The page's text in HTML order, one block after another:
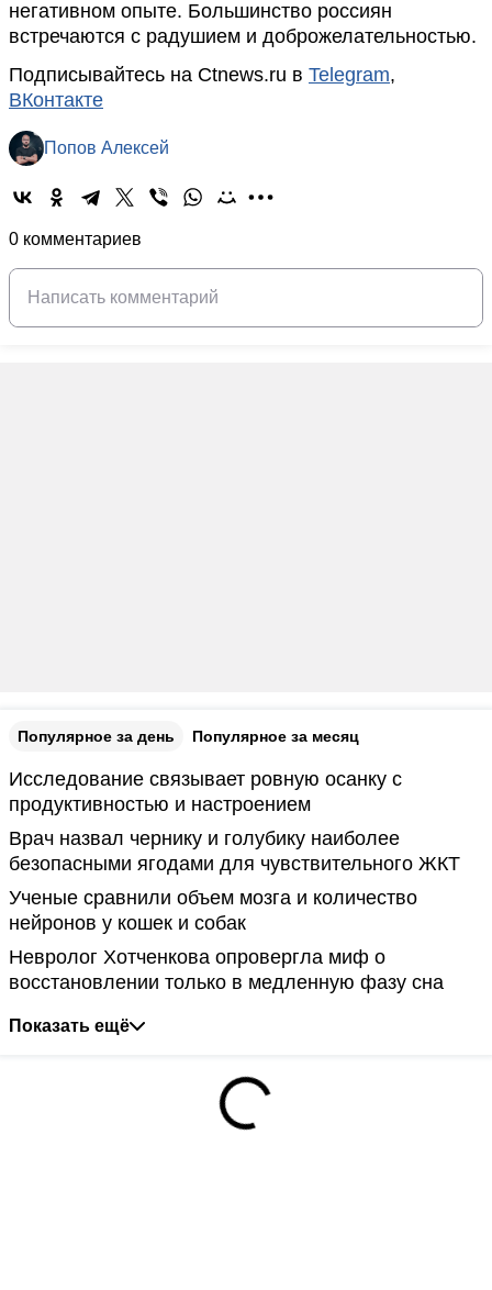
негативном опыте. Большинство россиян
встречаются с радушием и доброжелательностью.
Подписывайтесь на Ctnews.ru в Telegram,
ВКонтакте
Попов Алексей
0 комментариев
Популярное за день Популярное за месяц
Исследование связывает ровную осанку с
продуктивностью и настроением
Врач назвал чернику и голубику наиболее
безопасными ягодами для чувствительного ЖКТ
Ученые сравнили объем мозга и количество
нейронов у кошек и собак
Невролог Хотченкова опровергла миф о
восстановлении только в медленную фазу сна
Показать ещё